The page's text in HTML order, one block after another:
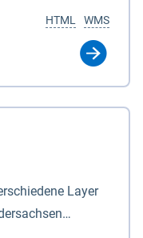
Für
die dem
Tiden, vor allem
sind (§2 Abs.3
WMS
HTML
Layer